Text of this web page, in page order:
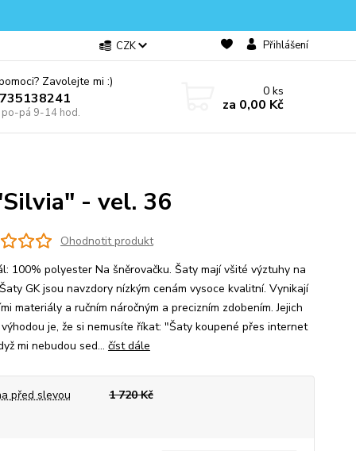
CZK Přihlášení
Zavolejte mi :)
pá 9-14 hod.
0ks
za 0,00 Kč
- vel. 36
Ohodnotit produkt
100% polyester Na šněrovačku. Šaty mají všité výztuhy na
GK jsou navzdory nízkým cenám vysoce kvalitní. Vynikají
materiály a ručním náročným a precizním zdobením. Jejich
je, že si nemusíte říkat: "Šaty koupené přes internet
mi nebudou sed... číst dále
před slevou 1 720 Kč